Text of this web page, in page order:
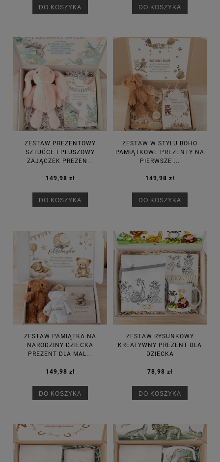
DO KOSZYKA DO KOSZYKA
ZESTAW PREZENTOWY
SZTUĆCE I PLUSZOWY
ZAJĄCZEK PREZEN...
149,98 zł
DO KOSZYKA
ZESTAW W STYLU BOHO
PAMIĄTKOWE PREZENTY NA
PIERWSZE ...
149,98 zł
DO KOSZYKA
ZESTAW PAMIĄTKA NA
NARODZINY DZIECKA
PREZENT DLA MAL...
149,98 zł
DO KOSZYKA
ZESTAW RYSUNKOWY
KREATYWNY PREZENT DLA
DZIECKA
78,98 zł
DO KOSZYKA